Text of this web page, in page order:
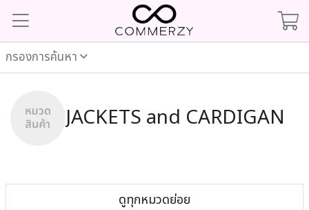
กรองการค้นหา
JACKETS and CARDIGAN
ดูทุกหมวดย่อย